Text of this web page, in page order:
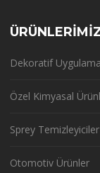
Dekoratif
Özel Kimyasal
Sprey Temizleyiciler
Otomotiv Ürünler